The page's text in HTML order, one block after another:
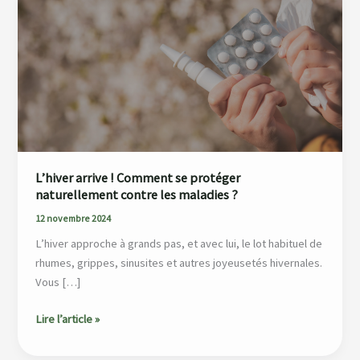
L’hiver arrive ! Comment se protéger
naturellement contre les maladies ?
12 novembre 2024
L’hiver approche à grands pas, et avec lui, le lot habituel de
rhumes, grippes, sinusites et autres joyeusetés hivernales.
Vous […]
Comment
se
protéger
naturellement
maladies
?
Lire l’article »